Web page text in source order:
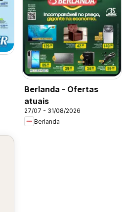
Berlanda - Ofertas
atuais
27/07 - 31/08/2026
Berlanda